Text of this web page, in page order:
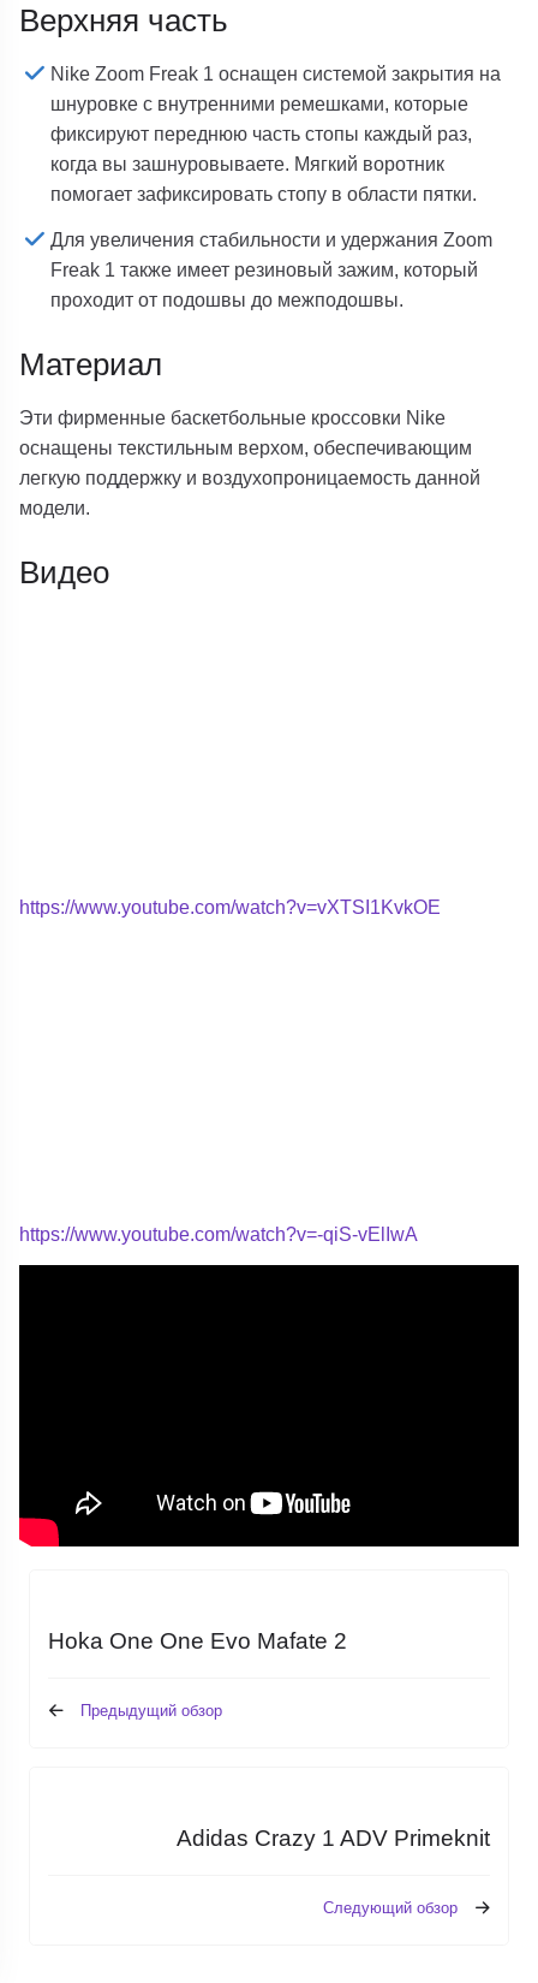
Верхняя часть
Nike Zoom Freak 1 оснащен системой закрытия на
шнуровке с внутренними ремешками, которые
фиксируют переднюю часть стопы каждый раз,
когда вы зашнуровываете. Мягкий воротник
помогает зафиксировать стопу в области пятки.
Для увеличения стабильности и удержания Zoom
Freak 1 также имеет резиновый зажим, который
проходит от подошвы до межподошвы.
Материал
Эти фирменные баскетбольные кроссовки Nike
оснащены текстильным верхом, обеспечивающим
легкую поддержку и воздухопроницаемость данной
модели.
Видео
https://www.youtube.com/watch?v=vXTSI1KvkOE
https://www.youtube.com/watch?v=-qiS-vElIwA
Hoka One One Evo Mafate 2
Предыдущий обзор
Adidas Crazy 1 ADV Primeknit
Следующий обзор